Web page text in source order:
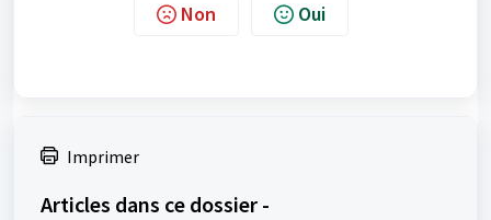
Non Oui
Imprimer
Articles dans ce dossier -